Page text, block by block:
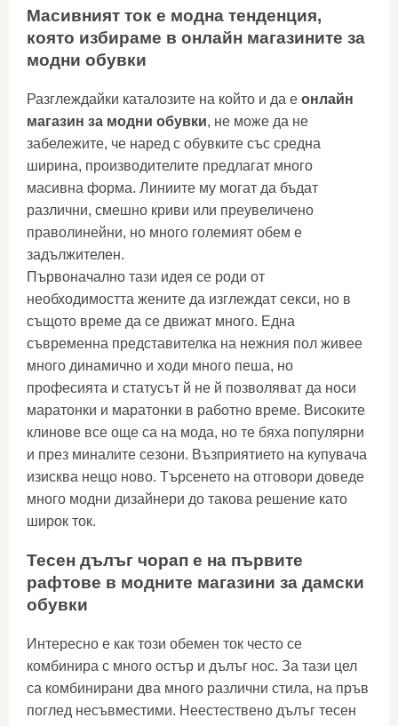
Масивният ток е модна тенденция,
която избираме в онлайн магазините за
модни обувки
Разглеждайки каталозите на който и да е онлайн
магазин за модни обувки, не може да не
забележите, че наред с обувките със средна
ширина, производителите предлагат много
масивна форма. Линиите му могат да бъдат
различни, смешно криви или преувеличено
праволинейни, но много големият обем е
задължителен.
Първоначално тази идея се роди от
необходимостта жените да изглеждат секси, но в
същото време да се движат много. Една
съвременна представителка на нежния пол живее
много динамично и ходи много пеша, но
професията и статусът й не й позволяват да носи
маратонки и маратонки в работно време. Високите
клинове все още са на мода, но те бяха популярни
и през миналите сезони. Възприятието на купувача
изисква нещо ново. Търсенето на отговори доведе
много модни дизайнери до такова решение като
широк ток.
Тесен дълъг чорап е на първите
рафтове в модните магазини за дамски
обувки
Интересно е как този обемен ток често се
комбинира с много остър и дълъг нос. За тази цел
са комбинирани два много различни стила, на пръв
поглед несъвместими. Неестествено дълъг тесен